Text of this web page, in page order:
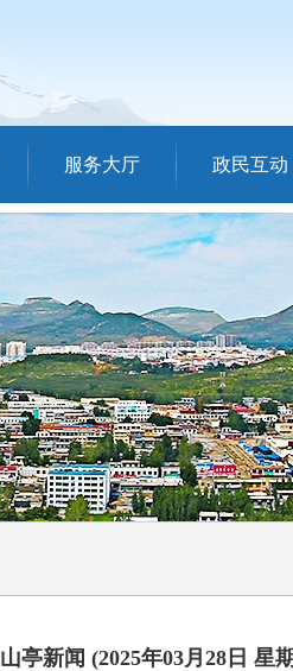
服务大厅 政民互动
山亭新闻 (2025年03月28日 星